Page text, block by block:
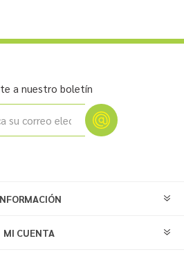
a nuestro boletín
MI CUENTA